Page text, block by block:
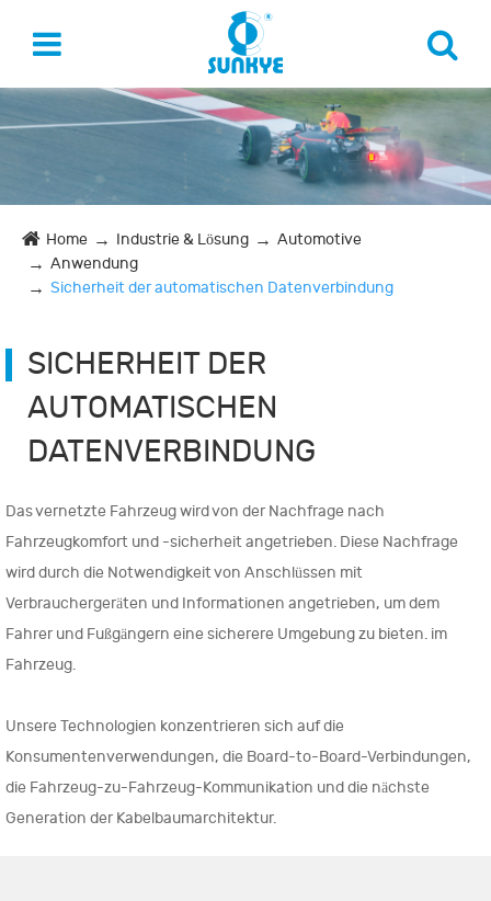
Home Industrie & Lösung
Automotive
Anwendung
Sicherheit der automatischen Datenverbindung
SICHERHEIT DER
AUTOMATISCHEN
DATENVERBINDUNG
Das vernetzte Fahrzeug wird von der Nachfrage nach
Fahrzeugkomfort und -sicherheit angetrieben. Diese Nachfrage
wird durch die Notwendigkeit von Anschlüssen mit
Verbrauchergeräten und Informationen angetrieben, um dem
Fahrer und Fußgängern eine sicherere Umgebung zu bieten. im
Fahrzeug.
Unsere Technologien konzentrieren sich auf die
Konsumentenverwendungen, die Board-to-Board-Verbindungen,
die Fahrzeug-zu-Fahrzeug-Kommunikation und die nächste
Generation der Kabelbaumarchitektur.